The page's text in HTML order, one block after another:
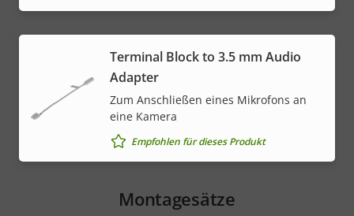
Terminal Block to 3.5 mm Audio
Adapter
Zum Anschließen eines Mikrofons an
eine Kamera
Empfohlen für dieses Produkt
Montagesätze